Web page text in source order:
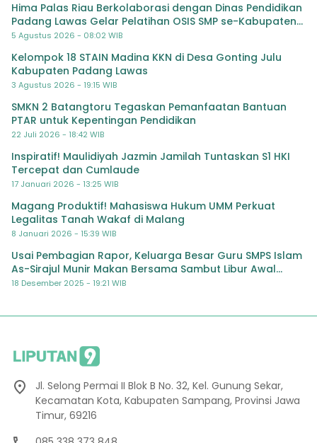
Hima Palas Riau Berkolaborasi dengan Dinas Pendidikan
Padang Lawas Gelar Pelatihan OSIS SMP se-Kabupaten
Padang Lawas
5 Agustus 2026 - 08:02 WIB
Kelompok 18 STAIN Madina KKN di Desa Gonting Julu
Kabupaten Padang Lawas
3 Agustus 2026 - 19:15 WIB
SMKN 2 Batangtoru Tegaskan Pemanfaatan Bantuan
PTAR untuk Kepentingan Pendidikan
22 Juli 2026 - 18:42 WIB
Inspiratif! Maulidiyah Jazmin Jamilah Tuntaskan S1 HKI
Tercepat dan Cumlaude
17 Januari 2026 - 13:25 WIB
Magang Produktif! Mahasiswa Hukum UMM Perkuat
Legalitas Tanah Wakaf di Malang
8 Januari 2026 - 15:39 WIB
Usai Pembagian Rapor, Keluarga Besar Guru SMPS Islam
As-Sirajul Munir Makan Bersama Sambut Libur Awal
Semester
18 Desember 2025 - 19:21 WIB
Jl. Selong Permai II Blok B No. 32, Kel. Gunung Sekar,
Kecamatan Kota, Kabupaten Sampang, Provinsi Jawa
Timur, 69216